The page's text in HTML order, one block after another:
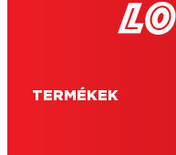
TERMÉKEK